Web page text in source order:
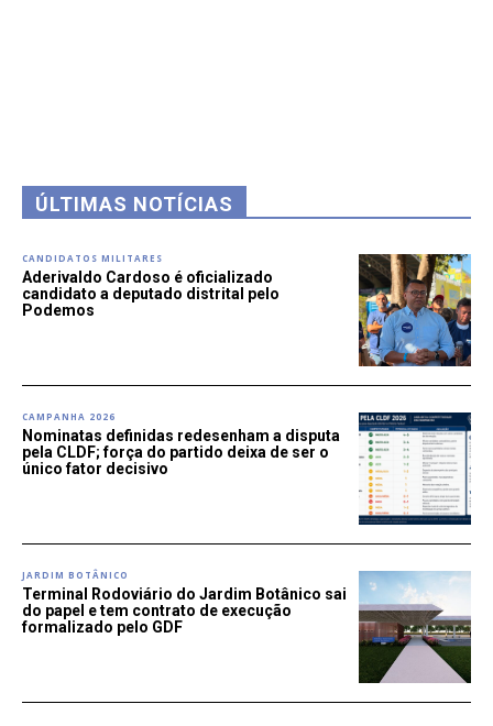
ÚLTIMAS NOTÍCIAS
CANDIDATOS MILITARES
Aderivaldo Cardoso é oficializado
candidato a deputado distrital pelo
Podemos
CAMPANHA 2026
Nominatas definidas redesenham a disputa
pela CLDF; força do partido deixa de ser o
único fator decisivo
JARDIM BOTÂNICO
Terminal Rodoviário do Jardim Botânico sai
do papel e tem contrato de execução
formalizado pelo GDF